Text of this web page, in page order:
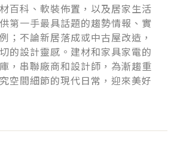
百科、軟裝佈置，以及居家生活
第一手最具話題的趨勢情報、實
；不論新居落成或中古屋改造，
的設計靈感。建材和家具家電的
，串聯廠商和設計師，為漸趨重
空間細節的現代日常，迎來美好